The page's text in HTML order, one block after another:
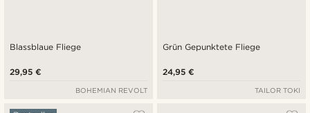
Blassblaue Fliege
29,95 €
BOHEMIAN REVOLT
Grün Gepunktete Fliege
24,95 €
TAILOR TOKI